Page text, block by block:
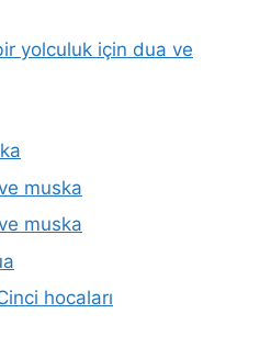
yolculuk için dua ve
muska
muska
hocaları